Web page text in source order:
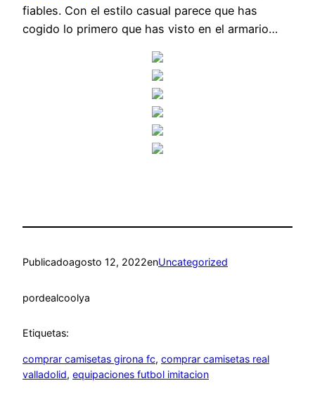
fiables. Con el estilo casual parece que has
cogido lo primero que has visto en el armario…
Publicadoagosto 12, 2022enUncategorized
pordealcoolya
Etiquetas:
comprar camisetas girona fc, comprar camisetas real
valladolid, equipaciones futbol imitacion